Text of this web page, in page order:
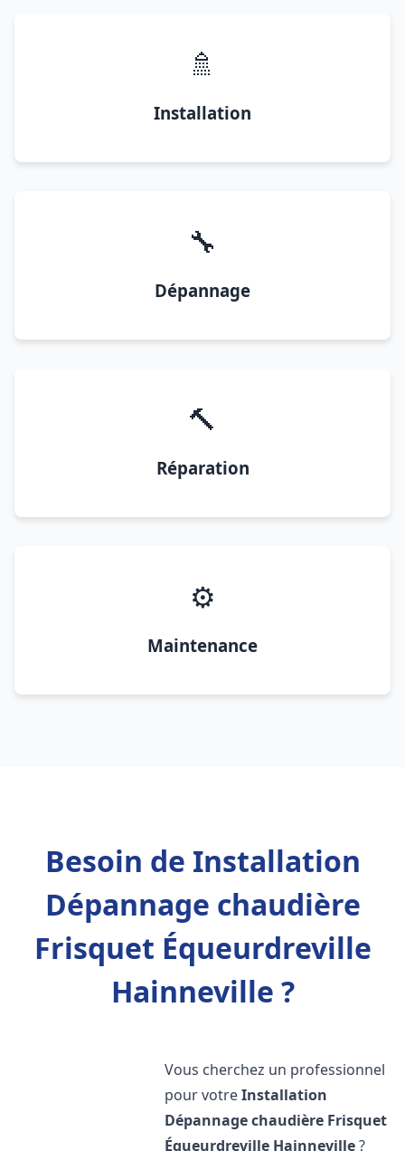
🚿
Installation
🔧
Dépannage
🔨
Réparation
⚙️
Maintenance
Besoin de Installation
Dépannage chaudière
Frisquet Équeurdreville
Hainneville ?
Vous cherchez un professionnel
pour votreInstallation
Dépannage chaudière Frisquet
Équeurdreville Hainneville?